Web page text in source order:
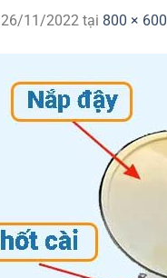
26/11/2022 tại 800 × 600